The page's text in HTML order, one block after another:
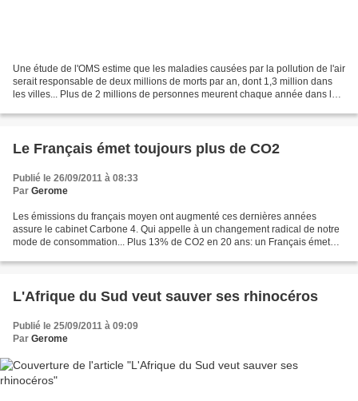
Une étude de l'OMS estime que les maladies causées par la pollution de l'air
serait responsable de deux millions de morts par an, dont 1,3 million dans
les villes... Plus de 2 millions de personnes meurent chaque année dans le
Le Français émet toujours plus de CO2
Publié le 26/09/2011 à 08:33
Par Gerome
Les émissions du français moyen ont augmenté ces dernières années
assure le cabinet Carbone 4. Qui appelle à un changement radical de notre
mode de consommation... Plus 13% de CO2 en 20 ans: un Français émet
L'Afrique du Sud veut sauver ses rhinocéros
Publié le 25/09/2011 à 09:09
Par Gerome